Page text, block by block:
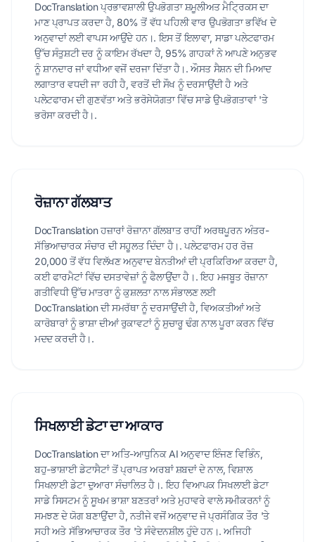
DocTranslation ਪ੍ਰਭਾਵਸ਼ਾਲੀ ਉਪਭੋਗਤਾ ਸ਼ਮੂਲੀਅਤ ਮੈਟ੍ਰਿਕਸ ਦਾ
ਮਾਣ ਪ੍ਰਾਪਤ ਕਰਦਾ ਹੈ, 80% ਤੋਂ ਵੱਧ ਪਹਿਲੀ ਵਾਰ ਉਪਭੋਗਤਾ ਭਵਿੱਖ ਦੇ
ਅਨੁਵਾਦਾਂ ਲਈ ਵਾਪਸ ਆਉਂਦੇ ਹਨ।. ਇਸ ਤੋਂ ਇਲਾਵਾ, ਸਾਡਾ ਪਲੇਟਫਾਰਮ
ਉੱਚ ਸੰਤੁਸ਼ਟੀ ਦਰ ਨੂੰ ਕਾਇਮ ਰੱਖਦਾ ਹੈ, 95% ਗਾਹਕਾਂ ਨੇ ਆਪਣੇ ਅਨੁਭਵ
ਨੂੰ ਸ਼ਾਨਦਾਰ ਜਾਂ ਵਧੀਆ ਵਜੋਂ ਦਰਜਾ ਦਿੱਤਾ ਹੈ।. ਔਸਤ ਸੈਸ਼ਨ ਦੀ ਮਿਆਦ
ਲਗਾਤਾਰ ਵਧਦੀ ਜਾ ਰਹੀ ਹੈ, ਵਰਤੋਂ ਦੀ ਸੌਖ ਨੂੰ ਦਰਸਾਉਂਦੀ ਹੈ ਅਤੇ
ਪਲੇਟਫਾਰਮ ਦੀ ਗੁਣਵੱਤਾ ਅਤੇ ਭਰੋਸੇਯੋਗਤਾ ਵਿੱਚ ਸਾਡੇ ਉਪਭੋਗਤਾਵਾਂ 'ਤੇ
ਭਰੋਸਾ ਕਰਦੀ ਹੈ।.
ਰੋਜ਼ਾਨਾ ਗੱਲਬਾਤ
DocTranslation ਹਜ਼ਾਰਾਂ ਰੋਜ਼ਾਨਾ ਗੱਲਬਾਤ ਰਾਹੀਂ ਅਰਥਪੂਰਨ ਅੰਤਰ-
ਸੱਭਿਆਚਾਰਕ ਸੰਚਾਰ ਦੀ ਸਹੂਲਤ ਦਿੰਦਾ ਹੈ।. ਪਲੇਟਫਾਰਮ ਹਰ ਰੋਜ਼
20,000 ਤੋਂ ਵੱਧ ਵਿਲੱਖਣ ਅਨੁਵਾਦ ਬੇਨਤੀਆਂ ਦੀ ਪ੍ਰਕਿਰਿਆ ਕਰਦਾ ਹੈ,
ਕਈ ਫਾਰਮੈਟਾਂ ਵਿੱਚ ਦਸਤਾਵੇਜ਼ਾਂ ਨੂੰ ਫੈਲਾਉਂਦਾ ਹੈ।. ਇਹ ਮਜਬੂਤ ਰੋਜ਼ਾਨਾ
ਗਤੀਵਿਧੀ ਉੱਚ ਮਾਤਰਾ ਨੂੰ ਕੁਸ਼ਲਤਾ ਨਾਲ ਸੰਭਾਲਣ ਲਈ
DocTranslation ਦੀ ਸਮਰੱਥਾ ਨੂੰ ਦਰਸਾਉਂਦੀ ਹੈ, ਵਿਅਕਤੀਆਂ ਅਤੇ
ਕਾਰੋਬਾਰਾਂ ਨੂੰ ਭਾਸ਼ਾ ਦੀਆਂ ਰੁਕਾਵਟਾਂ ਨੂੰ ਸੁਚਾਰੂ ਢੰਗ ਨਾਲ ਪੂਰਾ ਕਰਨ ਵਿੱਚ
ਮਦਦ ਕਰਦੀ ਹੈ।.
ਸਿਖਲਾਈ ਡੇਟਾ ਦਾ ਆਕਾਰ
DocTranslation ਦਾ ਅਤਿ-ਆਧੁਨਿਕ AI ਅਨੁਵਾਦ ਇੰਜਣ ਵਿਭਿੰਨ,
ਬਹੁ-ਭਾਸ਼ਾਈ ਡੇਟਾਸੈਟਾਂ ਤੋਂ ਪ੍ਰਾਪਤ ਅਰਬਾਂ ਸ਼ਬਦਾਂ ਦੇ ਨਾਲ, ਵਿਸ਼ਾਲ
ਸਿਖਲਾਈ ਡੇਟਾ ਦੁਆਰਾ ਸੰਚਾਲਿਤ ਹੈ।. ਇਹ ਵਿਆਪਕ ਸਿਖਲਾਈ ਡੇਟਾ
ਸਾਡੇ ਸਿਸਟਮ ਨੂੰ ਸੂਖਮ ਭਾਸ਼ਾ ਬਣਤਰਾਂ ਅਤੇ ਮੁਹਾਵਰੇ ਵਾਲੇ ਸਮੀਕਰਨਾਂ ਨੂੰ
ਸਮਝਣ ਦੇ ਯੋਗ ਬਣਾਉਂਦਾ ਹੈ, ਨਤੀਜੇ ਵਜੋਂ ਅਨੁਵਾਦ ਜੋ ਪ੍ਰਸੰਗਿਕ ਤੌਰ 'ਤੇ
ਸਹੀ ਅਤੇ ਸੱਭਿਆਚਾਰਕ ਤੌਰ 'ਤੇ ਸੰਵੇਦਨਸ਼ੀਲ ਹੁੰਦੇ ਹਨ।. ਅਜਿਹੀ